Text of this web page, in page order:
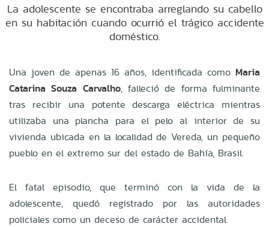
La adolescente se encontraba arreglando su cabello
en su habitación cuando ocurrió el trágico accidente
doméstico.
Una joven de apenas 16 años, identificada como Maria
Catarina Souza Carvalho, falleció de forma fulminante
tras recibir una potente descarga eléctrica mientras
utilizaba una plancha para el pelo al interior de su
vivienda ubicada en la localidad de Vereda, un pequeño
pueblo en el extremo sur del estado de Bahía, Brasil.
El fatal episodio, que terminó con la vida de la
adolescente, quedó registrado por las autoridades
policiales como un deceso de carácter accidental.